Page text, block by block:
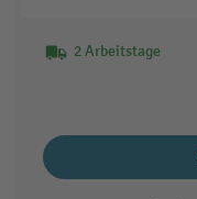
2 Arbeitstage